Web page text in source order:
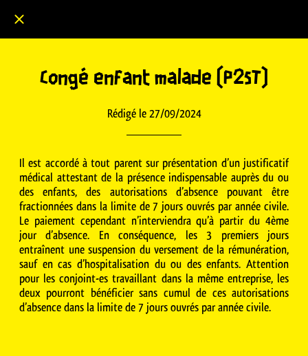
Congé enfant malade (P2ST)
Rédigé le 27/09/2024
Il est accordé à tout parent sur présentation d’un justificatif
médical attestant de la présence indispensable auprès du ou
des enfants, des autorisations d’absence pouvant être
fractionnées dans la limite de 7 jours ouvrés par année civile.
Le paiement cependant n’interviendra qu’à partir du 4ème
jour d’absence. En conséquence, les 3 premiers jours
entraînent une suspension du versement de la rémunération,
sauf en cas d’hospitalisation du ou des enfants. Attention
pour les conjoint-es travaillant dans la même entreprise, les
deux pourront bénéficier sans cumul de ces autorisations
d’absence dans la limite de 7 jours ouvrés par année civile.